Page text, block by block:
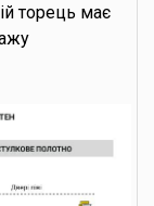
торець має